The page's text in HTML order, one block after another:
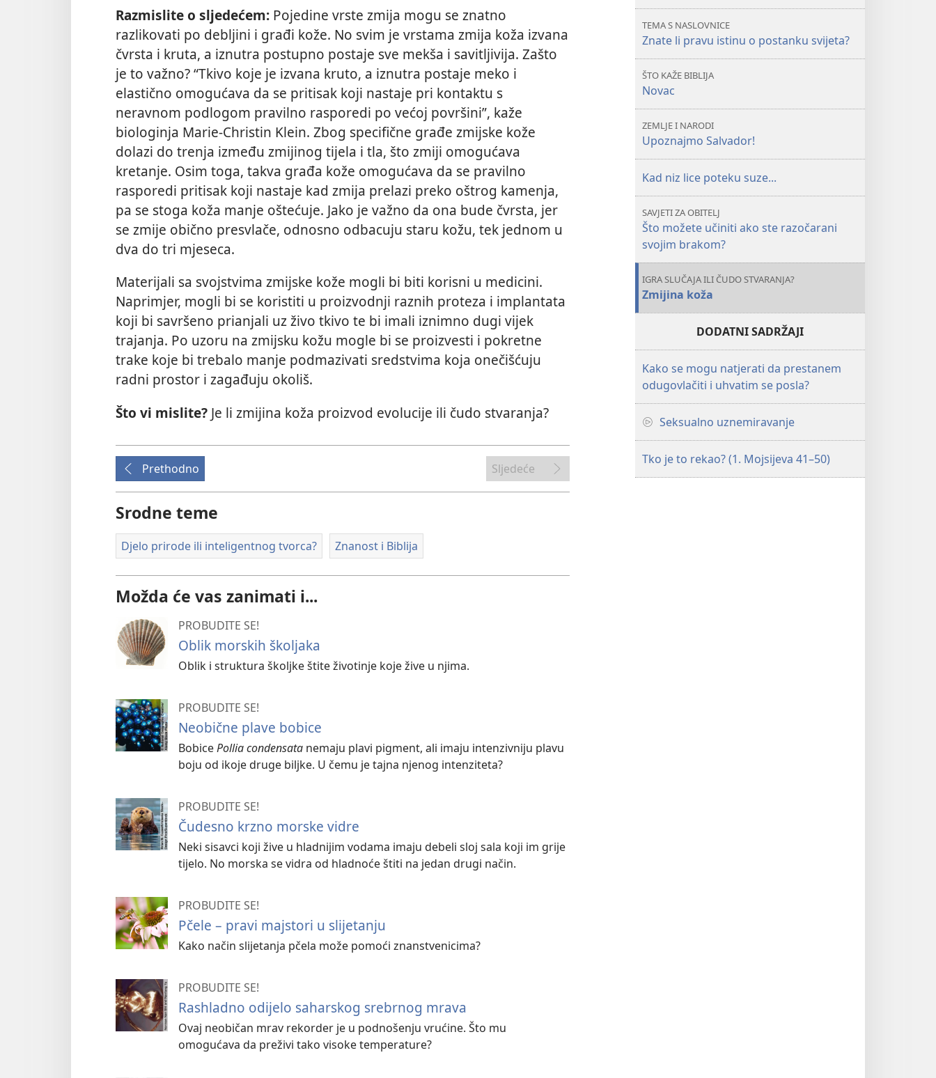
Razmislite o sljedećem: Pojedine vrste zmija mogu se znatno
razlikovati po debljini i građi kože. No svim je vrstama zmija koža izvana
čvrsta i kruta, a iznutra postupno postaje sve mekša i savitljivija. Zašto
je to važno? “Tkivo koje je izvana kruto, a iznutra postaje meko i
elastično omogućava da se pritisak koji nastaje pri kontaktu s
neravnom podlogom pravilno rasporedi po većoj površini”, kaže
biologinja Marie-Christin Klein. Zbog specifične građe zmijske kože
dolazi do trenja između zmijinog tijela i tla, što zmiji omogućava
kretanje. Osim toga, takva građa kože omogućava da se pravilno
rasporedi pritisak koji nastaje kad zmija prelazi preko oštrog kamenja,
pa se stoga koža manje oštećuje. Jako je važno da ona bude čvrsta, jer
se zmije obično presvlače, odnosno odbacuju staru kožu, tek jednom u
dva do tri mjeseca.
Materijali sa svojstvima zmijske kože mogli bi biti korisni u medicini.
Naprimjer, mogli bi se koristiti u proizvodnji raznih proteza i implantata
koji bi savršeno prianjali uz živo tkivo te bi imali iznimno dugi vijek
trajanja. Po uzoru na zmijsku kožu mogle bi se proizvesti i pokretne
trake koje bi trebalo manje podmazivati sredstvima koja onečišćuju
radni prostor i zagađuju okoliš.
Što vi mislite? Je li zmijina koža proizvod evolucije ili čudo stvaranja?
Prethodno Sljedeće
Srodne teme
Djelo prirode ili inteligentnog tvorca? Znanost i Biblija
Možda će vas zanimati i...
PROBUDITE SE!
Oblik morskih školjaka
Oblik i struktura školjke štite životinje koje žive u njima.
PROBUDITE SE!
Neobične plave bobice
BobicePollia condensata nemaju plavi pigment, ali imaju intenzivniju plavu
boju od ikoje druge biljke. U čemu je tajna njenog intenziteta?
PROBUDITE SE!
Čudesno krzno morske vidre
Neki sisavci koji žive u hladnijim vodama imaju debeli sloj sala koji im grije
tijelo. No morska se vidra od hladnoće štiti na jedan drugi način.
PROBUDITE SE!
Pčele – pravi majstori u slijetanju
Kako način slijetanja pčela može pomoći znanstvenicima?
PROBUDITE SE!
Rashladno odijelo saharskog srebrnog mrava
Ovaj neobičan mrav rekorder je u podnošenju vrućine. Što mu
omogućava da preživi tako visoke temperature?
o
o
TEMA S NASLOVNICE
Znate li pravu istinu o postanku svijeta?
ŠTO KAŽE BIBLIJA
Novac
ZEMLJE I NARODI
Upoznajmo Salvador!
Kad niz lice poteku suze...
SAVJETI ZA OBITELJ
Što možete učiniti ako ste razočarani
svojim brakom?
IGRA SLUČAJA ILI ČUDO STVARANJA?
Zmijina koža
DODATNI SADRŽAJI
Kako se mogu natjerati da prestanem
odugovlačiti i uhvatim se posla?
Seksualno uznemiravanje
Tko je to rekao? (1. Mojsijeva 41–50)